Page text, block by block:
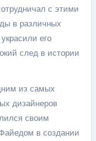
с этими
в различных
его
след в истории
из самых
дизайнеров
своим
в создании